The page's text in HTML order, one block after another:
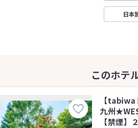
日本
【
九州
【禁煙】